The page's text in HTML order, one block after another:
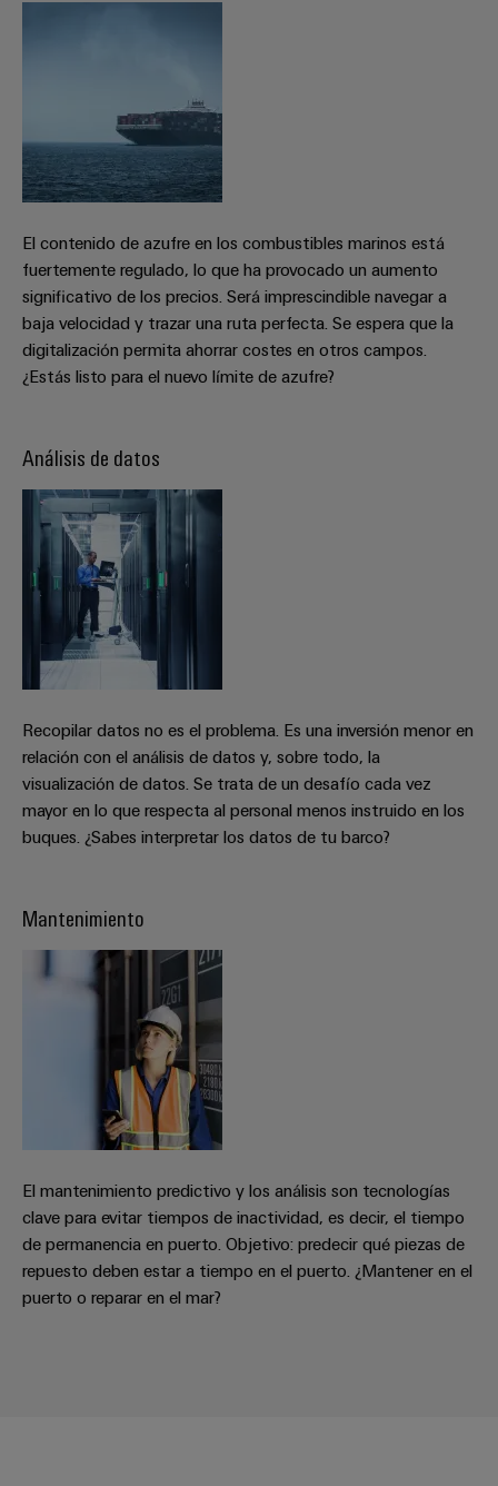
procesos
Sector
ferroviario
modernas
y
digitales
para
una
movilidad
respetuosa
con
en
el
transporte
ferroviario
Transmisión
y
distribución
Estabilidad
y
las
redes
energéticas
modernas
Tratamiento
y
de
aguas
residuales
Soluciones
para
industria
del
y
de
aguas
residuales
Máquinas
automáticas
Software
Señalizadores
Impresoras
industriales
Industry
light
del
armario
de
distribución
Servicio
de
montaje
Guías
montadas
Cajas
modificadas
Montaje
personalizado
cables
Application
IoT
Centre
Novedades
de producto
El contenido de azufre en los combustibles marinos está
fuertemente regulado, lo que ha provocado un aumento
significativo de los precios. Será imprescindible navegar a
baja velocidad y trazar una ruta perfecta. Se espera que la
digitalización permita ahorrar costes en otros campos.
¿Estás listo para el nuevo límite de azufre?
Análisis de datos
Recopilar datos no es el problema. Es una inversión menor en
relación con el análisis de datos y, sobre todo, la
visualización de datos. Se trata de un desafío cada vez
mayor en lo que respecta al personal menos instruido en los
buques. ¿Sabes interpretar los datos de tu barco?
Mantenimiento
El mantenimiento predictivo y los análisis son tecnologías
clave para evitar tiempos de inactividad, es decir, el tiempo
de permanencia en puerto. Objetivo: predecir qué piezas de
repuesto deben estar a tiempo en el puerto. ¿Mantener en el
puerto o reparar en el mar?